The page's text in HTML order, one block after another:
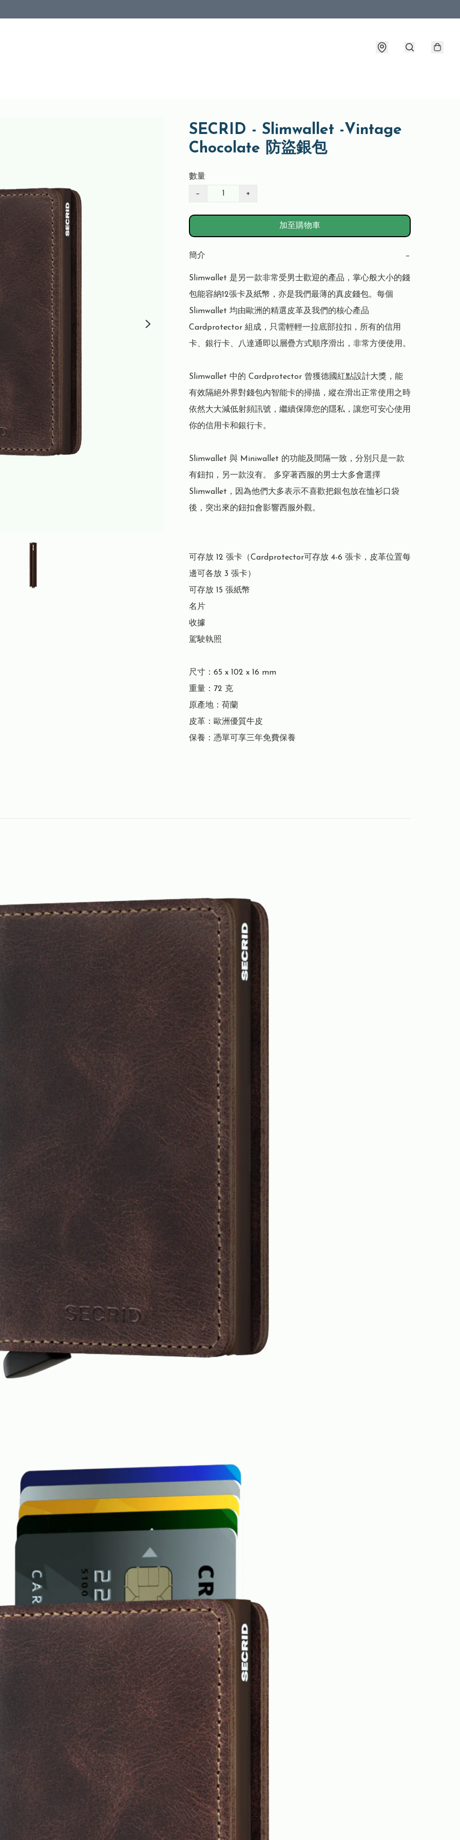
SECRID - Slimwallet -Vintage
Chocolate 防盜銀包
數量
− +
加至購物車
簡介 −
Slimwallet 是另一款非常受男士歡迎的產品，掌心般大小的錢
包能容納12張卡及紙幣，亦是我們最薄的真皮錢包。每個
Slimwallet 均由歐洲的精選皮革及我們的核心產品
Cardprotector 組成，只需輕輕一拉底部拉扣，所有的信用
卡、銀行卡、八達通即以層疊方式順序滑出，非常方便使用。
Slimwallet 中的 Cardprotector 曾獲德國紅點設計大獎，能
有效隔絕外界對錢包內智能卡的掃描，縱在滑出正常使用之時
依然大大減低射頻訊號，繼續保障您的隱私，讓您可安心使用
你的信用卡和銀行卡。
Slimwallet 與 Miniwallet 的功能及間隔一致，分別只是一款
有鈕扣，另一款沒有。 多穿著西服的男士大多會選擇
Slimwallet，因為他們大多表示不喜歡把銀包放在恤衫口袋
後，突出來的鈕扣會影響西服外觀。
可存放 12 張卡（Cardprotector可存放 4-6 張卡，皮革位置每
邊可各放 3 張卡）
可存放 15 張紙幣
名片
收據
駕駛執照
尺寸：65 x 102 x 16 mm
重量：72 克
原產地：荷蘭
皮革：歐洲優質牛皮